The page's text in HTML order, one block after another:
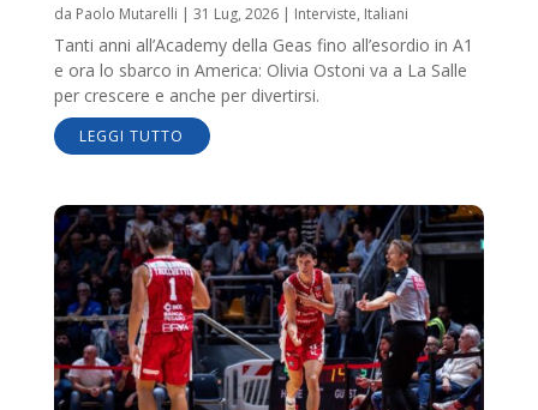
da Paolo Mutarelli | 31 Lug, 2026| Interviste, Italiani
Tanti anni all’Academy della Geas fino all’esordio in A1
e ora lo sbarco in America: Olivia Ostoni va a La Salle
per crescere e anche per divertirsi.
LEGGI TUTTO